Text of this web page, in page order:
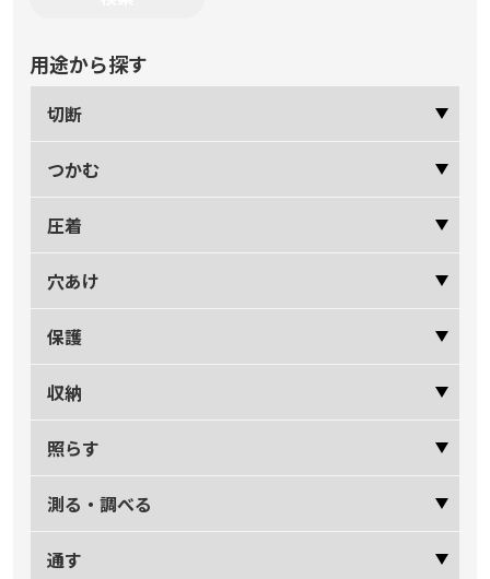
用途から探す
切断
つかむ
圧着
穴あけ
保護
収納
照らす
測る・調べる
通す